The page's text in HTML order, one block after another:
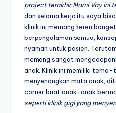
project terakhir Mami Vay ini
dan selama kerja itu saya
klinik ini memang keren
berpengalaman semua,
nyaman untuk pasien.
memang sangat
anak. Klinik ini memiliki tema-
menyenangkan mata anak,
corner buat anak-anak
seperti klinik gigi yang